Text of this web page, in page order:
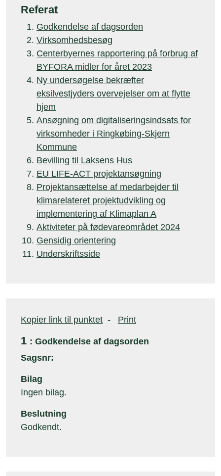
Referat
Godkendelse af dagsorden
Virksomhedsbesøg
Centerbyernes rapportering på forbrug af
BYFORA midler for året 2023
Ny undersøgelse bekræfter
eksilvestjyders overvejelser om at flytte
hjem
Ansøgning om digitaliseringsindsats for
virksomheder i Ringkøbing-Skjern
Kommune
Bevilling til Laksens Hus
EU LIFE-ACT projektansøgning
Projektansættelse af medarbejder til
klimarelateret projektudvikling og
implementering af Klimaplan A
Aktiviteter på fødevareområdet 2024
Gensidig orientering
Underskriftsside
Kopier link til punktet - Print
1 : Godkendelse af dagsorden
Sagsnr:
Bilag
Ingen bilag.
Beslutning
Godkendt.